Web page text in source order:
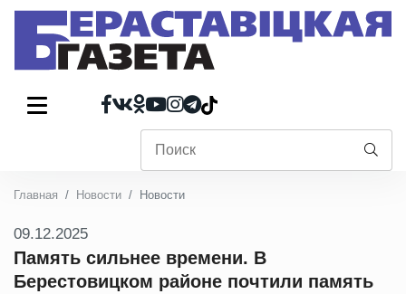
Главная Новости Новости
09.12.2025
Память сильнее времени. В
Берестовицком районе почтили память